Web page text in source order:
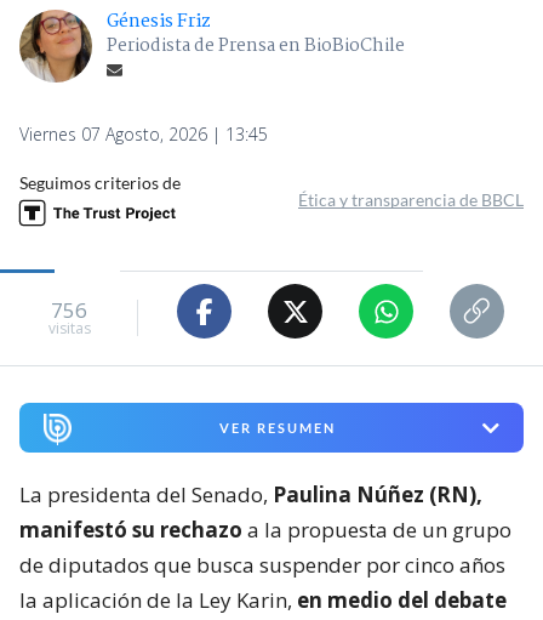
Génesis Friz
Periodista de Prensa en BioBioChile
Viernes 07 Agosto, 2026 | 13:45
Seguimos criterios de
Ética y transparencia de BBCL
756
visitas
VER RESUMEN
La presidenta del Senado, Paulina Núñez (RN),
manifestó su rechazo a la propuesta de un grupo
de diputados que busca suspender por cinco años
la aplicación de la Ley Karin, en medio del debate